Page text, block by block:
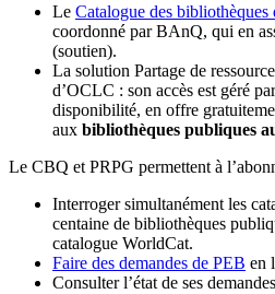
Le Catalogue des
coordonné par BAnQ, qui en
(soutien).
La solution Partage de
d’OCLC : son accès est géré
disponibilité, en offre
aux bibliothèques publiques
Le CBQ et PRPG permettent à
Interroger simultanément les
centaine de bibliothèques
catalogue WorldCat.
Faire des demandes de PEB en
Consulter l’état de ses